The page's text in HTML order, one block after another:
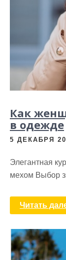
Как
в одежде
5 ДЕКАБРЯ
Элегантная
мехом Выбор
Читать